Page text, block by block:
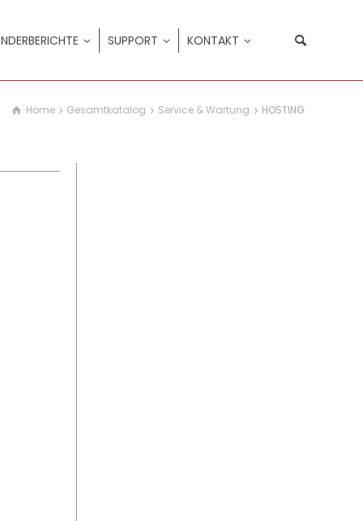
SUPPORT KONTAKT
Home Gesamtkatalog Service & Wartung HOSTING